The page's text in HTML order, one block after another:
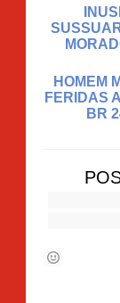
HOMEM
FERIDAS
BR